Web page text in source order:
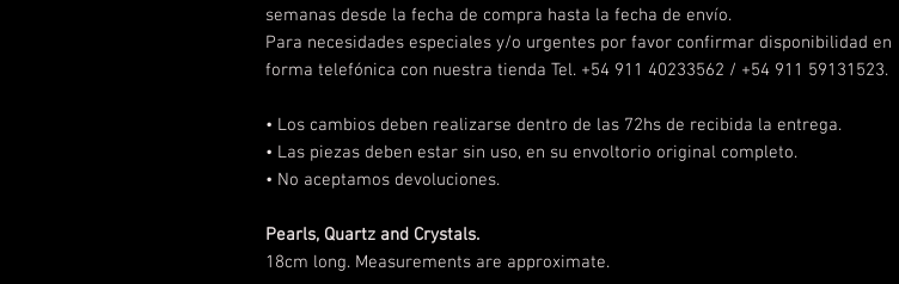
semanas desde la fecha de compra hasta la fecha de envío.
Para necesidades especiales y/o urgentes por favor confirmar disponibilidad en
forma telefónica con nuestra tienda Tel. +54 911 40233562 / +54 911 59131523.
• Los cambios deben realizarse dentro de las 72hs de recibida la entrega.
• Las piezas deben estar sin uso, en su envoltorio original completo.
• No aceptamos devoluciones.
Pearls, Quartz and Crystals.
18cm long. Measurements are approximate.